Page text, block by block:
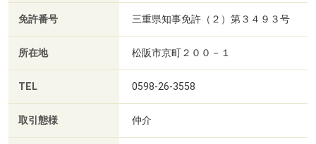
免許番号 三重県知事免許（２）第３４９３号
所在地 松阪市京町２００－１
TEL 0598-26-3558
取引態様 仲介